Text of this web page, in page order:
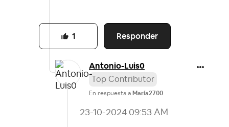
Responder
1
Antonio-Luis0
Top Contributor
En respuesta a María2700
‎23-10-2024 09:53 AM